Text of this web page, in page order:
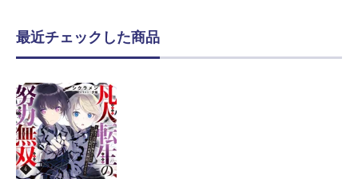
最近チェックした商品